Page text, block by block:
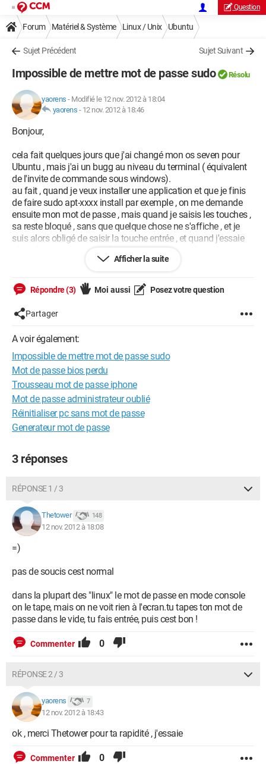
Question
Forum Matériel & Système Linux / Unix Ubuntu
Sujet Précédent Sujet Suivant
Impossible de mettre mot de passe sudo Résolu
yaorens - Modifié le 12 nov. 2012 à 18:04
yaorens - 12 nov. 2012 à 18:46
Bonjour,
cela fait quelques jours que j'ai changé mon os seven pour
Ubuntu , mais j'ai un bugg au niveau du terminal ( équivalent
de l'invite de commande sous windows).
au fait , quand je veux installer une application et que je finis
de faire sudo apt-xxxx install par exemple , on me demande
ensuite mon mot de passe , mais quand je saisis les touches ,
sa reste bloqué , sans que quelque chose ne s'affiche , et je
suis alors obligé de saisir la touche entrée , et quand j'essaie
alors de saisir mon mot de passe , il est marqué ceci " sorry try
again " avant même que je n'ai le temps de finir de saisir mon
je précise que j'utilise ubuntu 12.04 precise
merci de votre attention
Afficher la suite
Répondre (3) Moi aussi Posez votre question
Partager
A voir également:
Impossible de mettre mot de passe sudo
Mot de passe bios perdu
Trousseau mot de passe iphone
Mot de passe administrateur oublié
Réinitialiser pc sans mot de passe
Generateur mot de passe
3 réponses
RÉPONSE 1 / 3
Thetower 148
12 nov. 2012 à 18:08
=)
pas de soucis cest normal
dans la plupart des "linux" le mot de passe en mode console
on le tape, mais on ne voit rien à l'ecran.tu tapes ton mot de
passe dans le vide, tu fais entrée, puis cest bon !
Commenter 0
RÉPONSE 2 / 3
yaorens 7
12 nov. 2012 à 18:43
ok , merci Thetower pour ta rapidité , j'essaie
Commenter 0